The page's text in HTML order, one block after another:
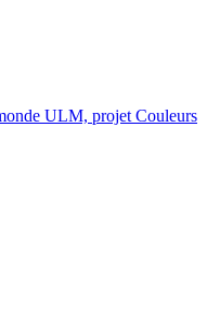
ULM, projet Couleurs